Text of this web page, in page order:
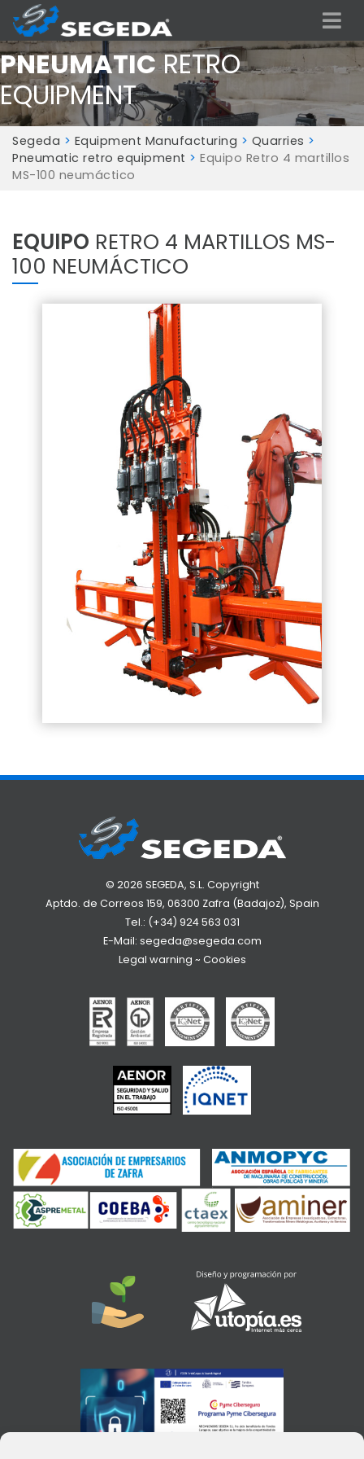
PNEUMATICRETRO
EQUIPMENT
Segeda > Equipment Manufacturing > Quarries >
Pneumatic retro equipment > Equipo Retro 4 martillos
MS-100 neumáctico
EQUIPO RETRO 4 MARTILLOS MS-
100 NEUMÁCTICO
© 2026 SEGEDA, S.L. Copyright
Aptdo. de Correos 159, 06300 Zafra (Badajoz), Spain
Tel.: (+34) 924 563 031
E-Mail: segeda@segeda.com
Legal warning ~ Cookies